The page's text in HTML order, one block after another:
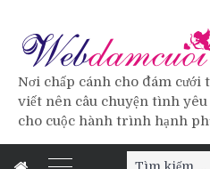
Nơi chấp cánh cho đám cưới
viết nên câu chuyện tình
cho cuộc hành trình hạnh
Tìm